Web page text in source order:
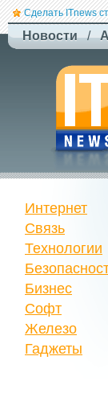
Сделать ITnews
Новости /
Интернет
Связь
Технологии
Бизнес
Софт
Железо
Гаджеты